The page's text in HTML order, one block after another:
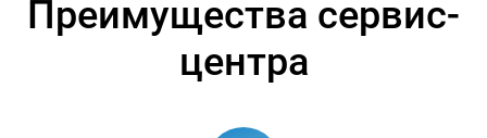
Преимущества сервис-
центра